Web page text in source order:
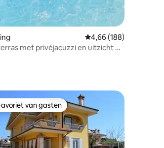
Gemiddelde
4,66 (188)
met privéjacuzzi en uitzicht op
van gasten
van gasten